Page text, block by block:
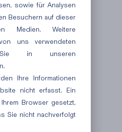
sowie für Analysen
Besuchern auf dieser
Medien. Weitere
uns verwendeten
in unseren
Ihre Informationen
nicht erfasst. Ein
Browser gesetzt,
Sie nicht nachverfolgt